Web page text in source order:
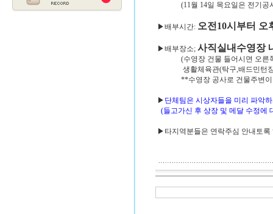
(11월 14일 목요일은 전기공사
▶배부시간: 오전10시부터 오
▶배부장소; 사직실내수영장
(수영장 건물 들어시면 오른쪽
생활체육관(탁구,배드민턴장
**수영장 공사로 건물주변이
▶ 단체팀은 시상자들을 미리 파악
(들고가신 후 상장 및 메달 수정에
▶타지역분들은 연락주심 안내토록